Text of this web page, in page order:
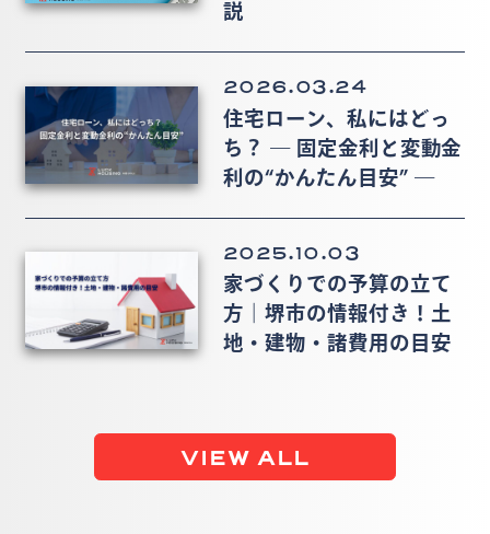
説
2026.03.24
住宅ローン、私にはどっ
ち？ ― 固定金利と変動金
利の“かんたん目安” ―
2025.10.03
家づくりでの予算の立て
方｜堺市の情報付き！土
地・建物・諸費用の目安
VIEW ALL